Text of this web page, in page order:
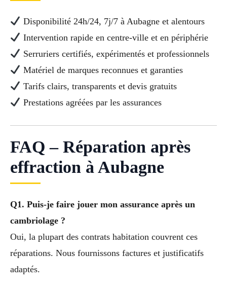
Disponibilité 24h/24, 7j/7 à Aubagne et alentours
Intervention rapide en centre-ville et en périphérie
Serruriers certifiés, expérimentés et professionnels
Matériel de marques reconnues et garanties
Tarifs clairs, transparents et devis gratuits
Prestations agréées par les assurances
FAQ – Réparation après
effraction à Aubagne
Q1. Puis-je faire jouer mon assurance après un
cambriolage ?
Oui, la plupart des contrats habitation couvrent ces
réparations. Nous fournissons factures et justificatifs
adaptés.